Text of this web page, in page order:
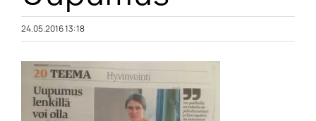
24.05.2016 13:18